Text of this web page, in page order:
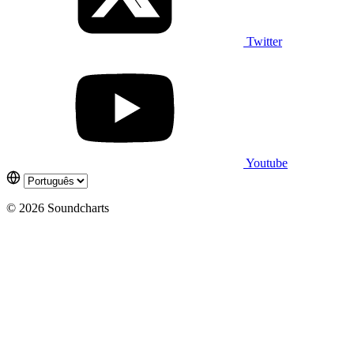
Twitter
Youtube
© 2026 Soundcharts